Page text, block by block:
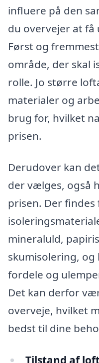
influere på den
du overvejer at
Først og
område, der skal
rolle. Jo større
materialer og
brug for, hvilket
prisen.
Derudover kan
der vælges, også
prisen. Der
mineraluld,
skumisolering, og
fordele og
Det kan derfor
overveje, hvilket
bedst til dine
Tilstand af